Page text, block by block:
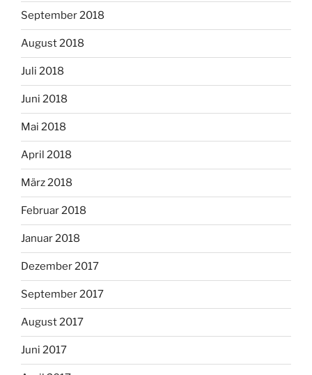
September 2018
August 2018
Juli 2018
Juni 2018
Mai 2018
April 2018
März 2018
Februar 2018
Januar 2018
Dezember 2017
September 2017
August 2017
Juni 2017